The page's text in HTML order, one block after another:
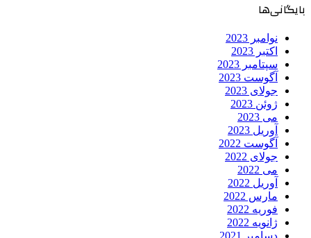
بایگانی‌ها
نوامبر 2023
اکتبر 2023
سپتامبر 2023
آگوست 2023
جولای 2023
ژوئن 2023
می 2023
آوریل 2023
آگوست 2022
جولای 2022
می 2022
آوریل 2022
مارس 2022
فوریه 2022
ژانویه 2022